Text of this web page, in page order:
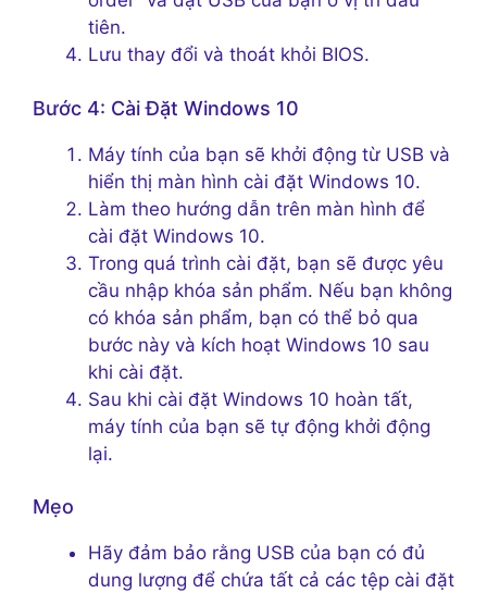
tiên.
Lưu thay đổi và thoát khỏi BIOS.
Bước 4: Cài Đặt Windows 10
Máy tính của bạn sẽ khởi động từ USB và
hiển thị màn hình cài đặt Windows 10.
Làm theo hướng dẫn trên màn hình để
cài đặt Windows 10.
Trong quá trình cài đặt, bạn sẽ được yêu
cầu nhập khóa sản phẩm. Nếu bạn không
có khóa sản phẩm, bạn có thể bỏ qua
bước này và kích hoạt Windows 10 sau
khi cài đặt.
Sau khi cài đặt Windows 10 hoàn tất,
máy tính của bạn sẽ tự động khởi động
lại.
Mẹo
Hãy đảm bảo rằng USB của bạn có đủ
dung lượng để chứa tất cả các tệp cài đặt